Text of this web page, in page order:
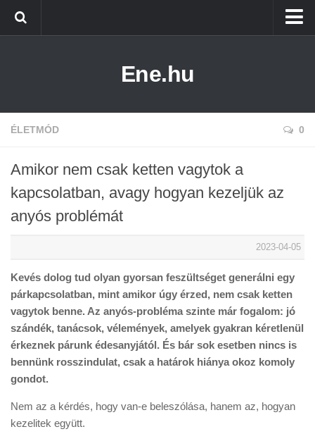
Életmód
Ene.hu
ÉLETMÓD 0
Amikor nem csak ketten vagytok a
kapcsolatban, avagy hogyan kezeljük az
anyós problémát
2023-04-05
Kevés dolog tud olyan gyorsan feszültséget generálni egy
párkapcsolatban, mint amikor úgy érzed, nem csak ketten
vagytok benne. Az anyós-probléma szinte már fogalom: jó
szándék, tanácsok, vélemények, amelyek gyakran kéretlenül
érkeznek párunk édesanyjától. És bár sok esetben nincs is
bennünk rosszindulat, csak a határok hiánya okoz komoly
gondot.
Nem az a kérdés, hogy van-e beleszólása, hanem az, hogyan
kezelitek együtt.